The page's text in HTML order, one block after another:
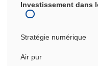
Investissement dans
Stratégie numérique
Air pur